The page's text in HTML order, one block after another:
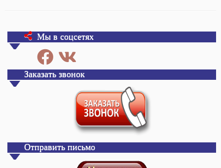
Мы в соцсетях
Заказать звонок
Отправить письмо